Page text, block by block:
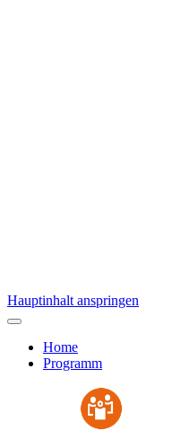
Hauptinhalt anspringen
Home
Programm